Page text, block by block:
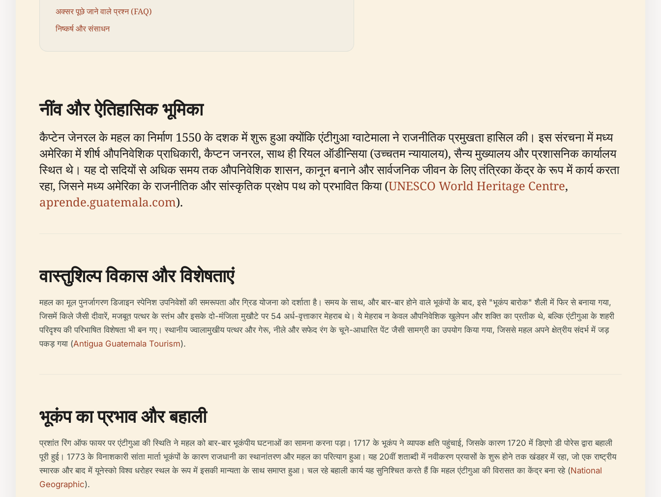
अक्सर पूछे जाने वाले प्रश्न (FAQ)
निष्कर्ष और संसाधन
नींव और ऐतिहासिक भूमिका
कैप्टेन जेनरल के महल का निर्माण 1550 के दशक में शुरू हुआ क्योंकि एंटीगुआ ग्वाटेमाला ने राजनीतिक प्रमुखता हासिल की। इस संरचना में मध्य
अमेरिका में शीर्ष औपनिवेशिक प्राधिकारी, कैप्टन जनरल, साथ ही रियल ऑडीन्सिया (उच्चतम न्यायालय), सैन्य मुख्यालय और प्रशासनिक कार्यालय
स्थित थे। यह दो सदियों से अधिक समय तक औपनिवेशिक शासन, कानून बनाने और सार्वजनिक जीवन के लिए तंत्रिका केंद्र के रूप में कार्य करता
रहा, जिसने मध्य अमेरिका के राजनीतिक और सांस्कृतिक प्रक्षेप पथ को प्रभावित किया (UNESCO World Heritage Centre,
aprende.guatemala.com).
वास्तुशिल्प विकास और विशेषताएं
महल का मूल पुनर्जागरण डिजाइन स्पेनिश उपनिवेशों की समरूपता और ग्रिड योजना को दर्शाता है। समय के साथ, और बार-बार होने वाले भूकंपों के बाद, इसे "भूकंप बारोक" शैली में फिर से बनाया गया,
जिसमें किले जैसी दीवारें, मजबूत पत्थर के स्तंभ और इसके दो-मंजिला मुखौटे पर 54 अर्ध-वृत्ताकार मेहराब थे। ये मेहराब न केवल औपनिवेशिक खुलेपन और शक्ति का प्रतीक थे, बल्कि एंटीगुआ के शहरी
परिदृश्य की परिभाषित विशेषता भी बन गए। स्थानीय ज्वालामुखीय पत्थर और गेरू, नीले और सफेद रंग के चूने-आधारित पेंट जैसी सामग्री का उपयोग किया गया, जिससे महल अपने क्षेत्रीय संदर्भ में जड़
पकड़ गया (Antigua Guatemala Tourism).
भूकंप का प्रभाव और बहाली
प्रशांत रिंग ऑफ फायर पर एंटीगुआ की स्थिति ने महल को बार-बार भूकंपीय घटनाओं का सामना करना पड़ा। 1717 के भूकंप ने व्यापक क्षति पहुंचाई, जिसके कारण 1720 में डिएगो डी पोरेस द्वारा बहाली
पूरी हुई। 1773 के विनाशकारी सांता मार्ता भूकंपों के कारण राजधानी का स्थानांतरण और महल का परित्याग हुआ। यह 20वीं शताब्दी में नवीकरण प्रयासों के शुरू होने तक खंडहर में रहा, जो एक राष्ट्रीय
स्मारक और बाद में यूनेस्को विश्व धरोहर स्थल के रूप में इसकी मान्यता के साथ समाप्त हुआ। चल रहे बहाली कार्य यह सुनिश्चित करते हैं कि महल एंटीगुआ की विरासत का केंद्र बना रहे (National
Geographic).